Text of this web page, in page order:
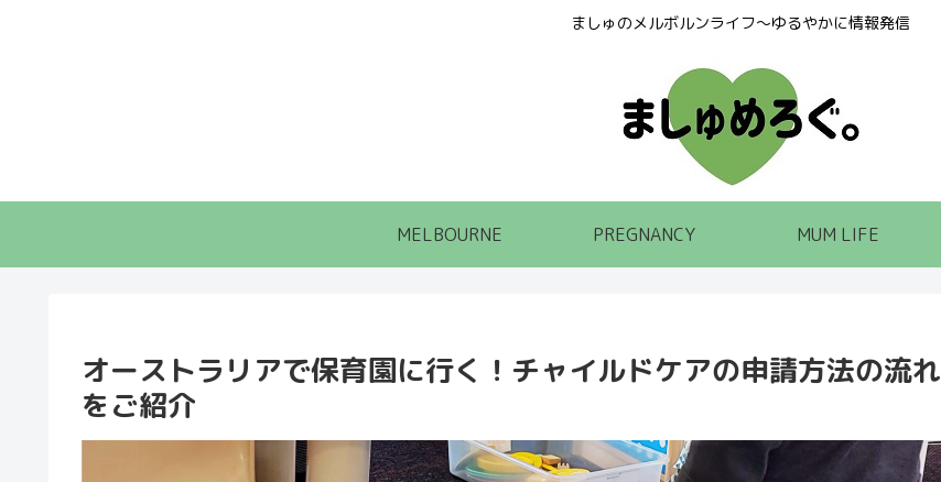
ましゅのメルボルンライフ～ゆるやかに情報発信
MELBOURNE PREGNANCY MUM LIFE
オーストラリアで保育園に行く！チャイルドケアの申請方法の流れ
をご紹介